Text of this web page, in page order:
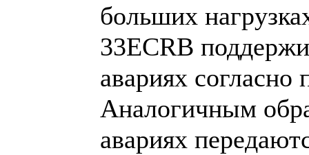
больших
33ECRB
авариях
Аналогичным
авариях